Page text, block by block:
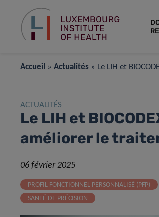
Accueil » Actualités » Le LIH et
ACTUALITÉS
Le LIH et
améliorer le
06 février 2025
PROFIL FONCTIONNEL PERSONNALISÉ (PFP)
SANTÉ DE PRÉCISION